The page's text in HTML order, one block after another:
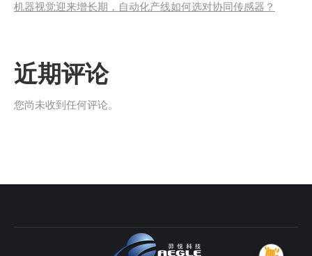
机器视觉迎来增长期，自动化产线如何选对协同传感器？
近期评论
您尚未收到任何评论。